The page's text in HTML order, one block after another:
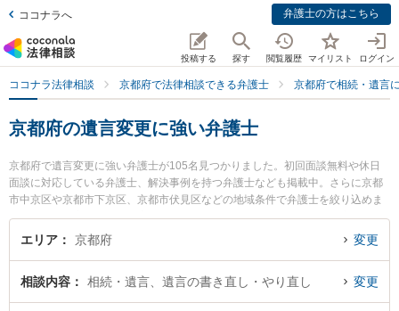
ココナラへ 弁護士の方はこちら
投稿する 探す 閲覧履歴 マイリスト ログイン
ココナラ法律相談 京都府で法律相談できる弁護士 京都府で相続・遺言
京都府の遺言変更に強い弁護士
京都府で遺言変更に強い弁護士が105名見つかりました。初回面談無料や休日
面談に対応している弁護士、解決事例を持つ弁護士なども掲載中。さらに京都
市中京区や京都市下京区、京都市伏見区などの地域条件で弁護士を絞り込めま
す。相続・遺言に関係する家族間の相続トラブルや認知症の相続、遺産分割等
の細かな分野での絞り込み検索もでき便利です。特にK・Gフォート法律事務所
や弁護士費用、強みなどが注目されています。『京都府で土日や夜間に発生し
た遺言変更のトラブルを今すぐに弁護士に相談したい』『遺言変更のトラブル
エリア 京都府 変更
相談内容 相続・遺言、遺言の書き直し・やり直し 変更